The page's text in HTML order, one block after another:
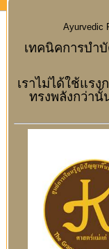
Ayurvedic
เทคนิคการบำ
เราไม่ได้ใช้แร
ทรงพลังกว่า